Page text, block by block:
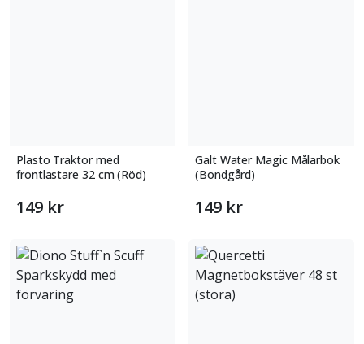
Plasto Traktor med
frontlastare 32 cm (Röd)
149 kr
Galt Water Magic Målarbok
(Bondgård)
149 kr